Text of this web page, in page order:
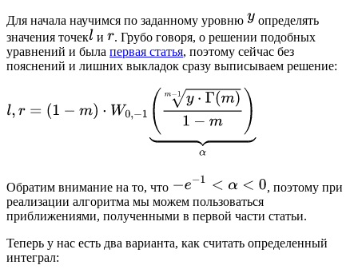
Для начала научимся по заданному уровню
определять
значения точек и
. Грубо говоря, о решении подобных
уравнений и была первая статья, поэтому сейчас без
пояснений и лишних выкладок сразу выписываем решение:
Обратим внимание на то, что
, поэтому при
реализации алгоритма мы можем пользоваться
приближениями, полученными в первой части статьи.
Теперь у нас есть два варианта, как считать определенный
интеграл: